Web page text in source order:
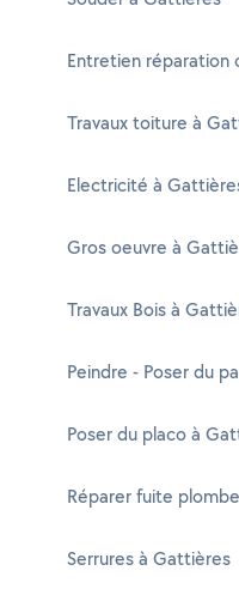
Entretien réparation
Travaux toiture à
Electricité à
Gros oeuvre à
Travaux Bois à
Peindre - Poser du
Poser du placo à
Réparer fuite
Serrures à Gattières